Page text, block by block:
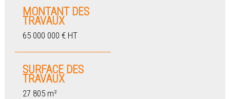
MONTANT DES
TRAVAUX
65 000 000 € HT
SURFACE DES
TRAVAUX
27 805 m²